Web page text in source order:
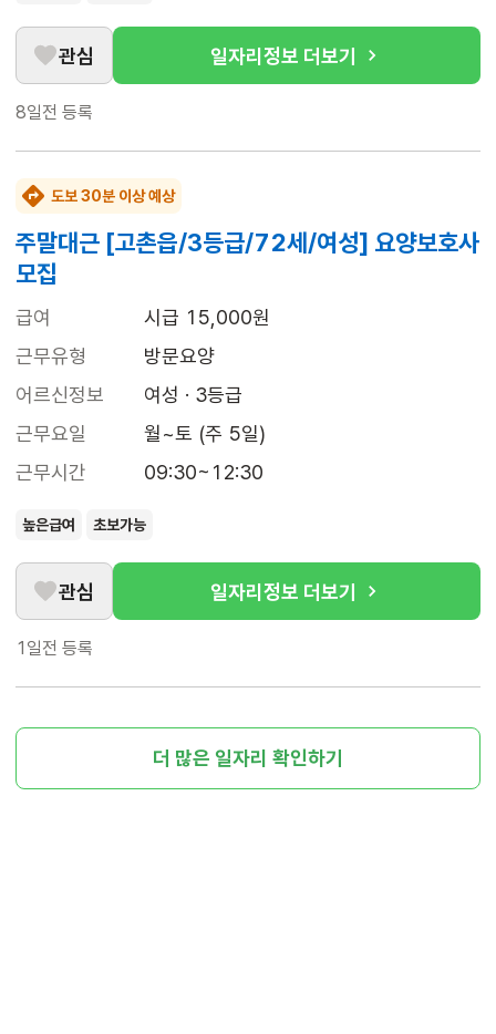
관심 일자리정보 더보기
8일전 등록
도보 30분 이상 예상
주말대근 [고촌읍/3등급/72세/여성] 요양보호사
모집
급여
시급 15,000원
근무유형
방문요양
어르신정보
여성 · 3등급
근무요일
월~토 (주 5일)
근무시간
09:30~12:30
높은급여 초보가능
관심 일자리정보 더보기
1일전 등록
더 많은 일자리 확인하기